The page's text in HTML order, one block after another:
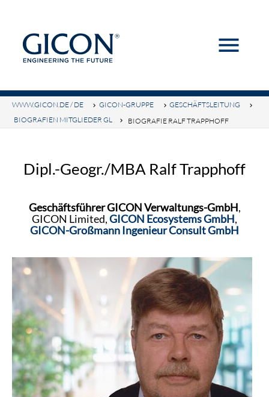
menu
Suchbegriffe
SUCHEN
WWW.GICON.DE / DE
GICON-GRUPPE
GESCHÄFTSLEITUNG
BIOGRAFIEN MITGLIEDER GL
BIOGRAFIE RALF TRAPPHOFF
Dipl.-Geogr./MBA Ralf Trapphoff
Geschäftsführer GICON Verwaltungs-GmbH,
GICON Limited,GICON Ecosystems GmbH,
GICON-Großmann Ingenieur Consult GmbH